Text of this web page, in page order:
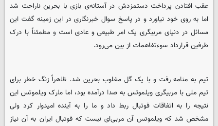
عقب افتادن پرداخت دستمزدش در آستانه‌ی بازی با بحرین ناراحت شد
اما به روی خود نیاورد و در پاسخ سوال خبرنگاری در این زمینه گفت این
مسائل در دنیای مربیگری یک امر طبیعی و عادی است و مطمئناً با درک
طرفین قرارداد سوءتفاهمات از بین می‌رود.
تیم به منامه رفت و با یک گل مغلوب بحرین شد. ظاهراً زنگ خطر برای
تیم ملی با مربیگری ویلموتس به صدا درآمده بود، اما مارک ویلموتس این
نتیجه را به اتفاقات فوتبال ربط داد و ما را به آینده امیدوار کرد ولی
مشخص شد که ویلموتس آن مربی‌ای نیست که فوتبال ایران به آن نیاز